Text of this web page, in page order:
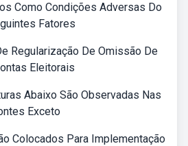
Como Condições Adversas Do
Fatores
Regularização De Omissão De
Eleitorais
Abaixo São Observadas Nas
Exceto
Colocados Para Implementação